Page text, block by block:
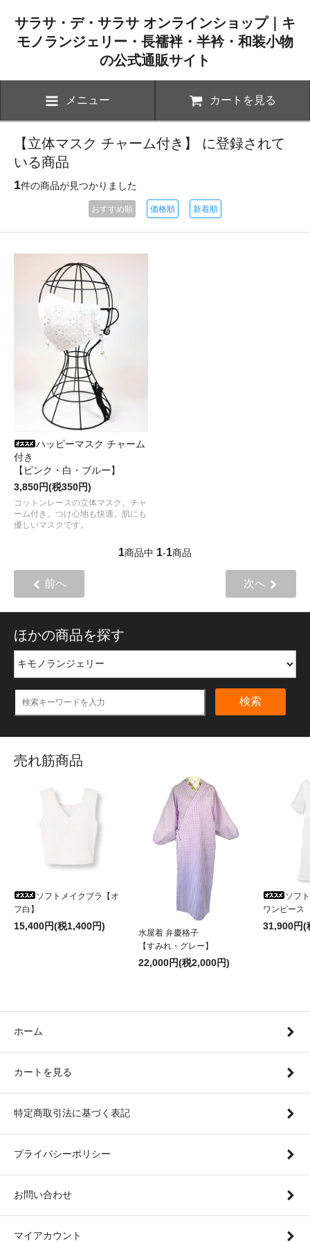
サラサ・デ・サラサ オンラインショップ｜キ
モノランジェリー・長襦袢・半衿・和装小物
の公式通販サイト
メニュー カートを見る
【立体マスク チャーム付き】 に登録されて
いる商品
1件の商品が見つかりました
おすすめ順 価格順 新着順
ハッピーマスク チャーム
付き
【ピンク・白・ブルー】
3,850円(税350円)
コットンレースの立体マスク。チャ
ーム付き。つけ心地も快適。肌にも
優しいマスクです。
1商品中 1-1商品
前へ 次へ
ほかの商品を探す
検索
売れ筋商品
ソフトメイクブラ【オ
フ白】
15,400円(税1,400円)
水屋着 弁慶格子
【すみれ・グレー】
22,000円(税2,000円)
ソフ
ワンピース
31,900円(
ホーム
カートを見る
特定商取引法に基づく表記
プライバシーポリシー
お問い合わせ
マイアカウント